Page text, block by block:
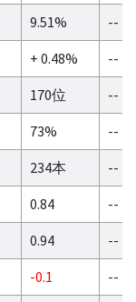
9.51%
--
+ 0.48%
--
170位
--
73%
--
234本
--
0.84
--
0.94
--
-0.1
--